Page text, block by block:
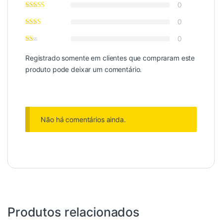
0
0
0
Registrado somente em clientes que compraram este
produto pode deixar um comentário.
Não há comentários ainda.
Produtos relacionados